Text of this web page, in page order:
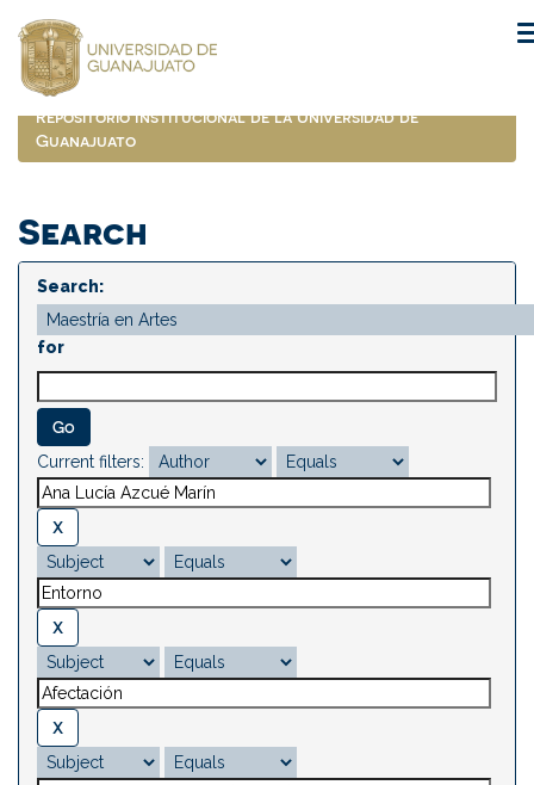
navigation
Repositorio Institucional de la Universidad de
Guanajuato
Search
Search:
for
Current filters: